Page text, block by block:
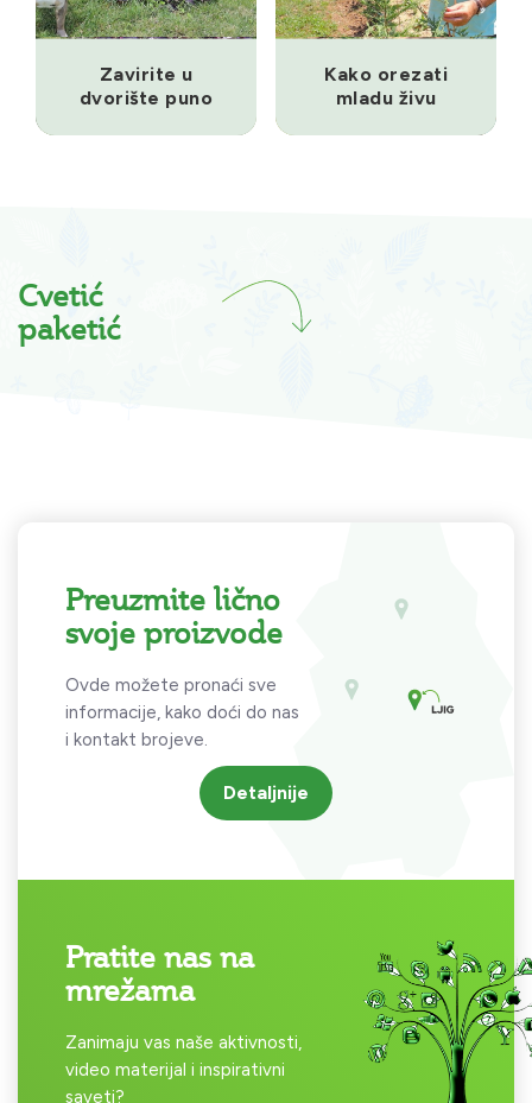
Zavirite u
dvorište puno
iz kategorije
Kako orezati
mladu živu
Cvetić
paketić
Preuzmite lično
svoje proizvode
Ovde možete pronaći sve
informacije, kako doći do nas
i kontakt brojeve.
Detaljnije
Pratite nas na
mrežama
Zanimaju vas naše aktivnosti,
video materijal i inspirativni
saveti?